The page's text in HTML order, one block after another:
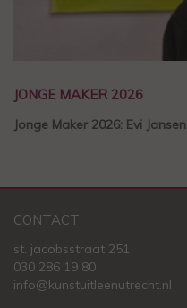
JONGE MAKER 2026
Jonge Maker 2026: Evi Jansen
CONTACT
st. jacobsstraat 251
030 286 19 80
info@kunstuitleenutrecht.nl